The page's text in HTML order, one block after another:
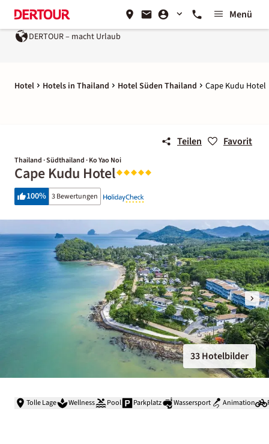
Menü
macht Urlaub Ein Unternehmen der
Hotel Hotels in Thailand Hotel Süden Thailand Cape Kudu Hotel
Teilen Favorit
Thailand · Südthailand · Ko Yao Noi
Cape Kudu Hotel
100% 3 Bewertungen
33 Hotelbilder
Tolle Lage Wellness Pool Parkplatz Wassersport Animation